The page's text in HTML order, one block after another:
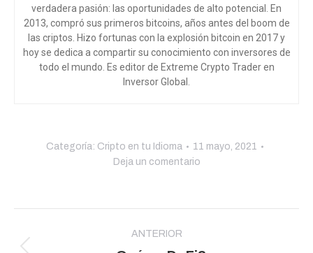
verdadera pasión: las oportunidades de alto potencial. En
2013, compró sus primeros bitcoins, años antes del boom de
las criptos. Hizo fortunas con la explosión bitcoin en 2017 y
hoy se dedica a compartir su conocimiento con inversores de
todo el mundo . Es editor de Extreme Crypto Trader en
Inversor Global.
Categoría: Cripto en tu Idioma
11 mayo, 2021
Deja un comentario
entre
ANTERIOR